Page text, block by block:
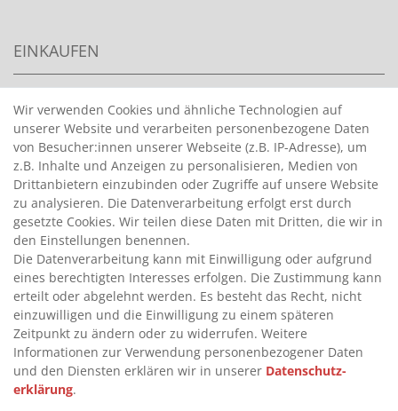
EINKAUFEN
HANDPUMPEN FÜR BENZIN
>
HANDPUMPEN FÜR ÖLE
>
TANKANLAGEN
>
ADBLUE® BETANKUNG
INFORMATIONEN
>
FAQ
>
VERTRAG WIDERRUFEN
>
WIDERRUFSRECHT
>
WIDERRUFSFORMULAR
IMPRESSUM
Wir verwenden Cookies und ähnliche Technologien auf
unserer Website und verarbeiten personenbezogene Daten
von Besucher:innen unserer Webseite (z.B. IP-Adresse), um
z.B. Inhalte und Anzeigen zu personalisieren, Medien von
Drittanbietern einzubinden oder Zugriffe auf unsere Website
zu analysieren. Die Datenverarbeitung erfolgt erst durch
gesetzte Cookies. Wir teilen diese Daten mit Dritten, die wir in
den Einstellungen benennen.
Die Datenverarbeitung kann mit Einwilligung oder aufgrund
eines berechtigten Interesses erfolgen. Die Zustimmung kann
erteilt oder abgelehnt werden. Es besteht das Recht, nicht
einzuwilligen und die Einwilligung zu einem späteren
Zeitpunkt zu ändern oder zu widerrufen. Weitere
Informationen zur Verwendung personenbezogener Daten
und den Diensten erklären wir in unserer Daten­schutz­
erklärung.